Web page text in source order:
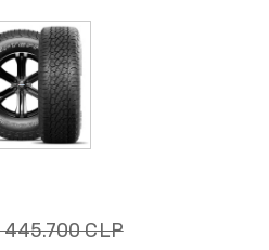
445.700 CLP